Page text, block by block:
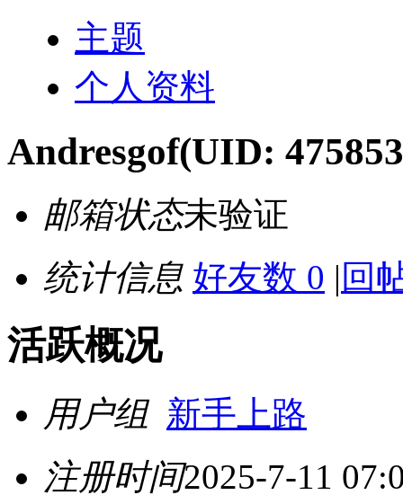
主题
个人资料
Andresgof(UID:
邮箱状态未验证
统计信息 好友数 0 | 回
活跃概况
用户组 新手上路
注册时间2025-7-11